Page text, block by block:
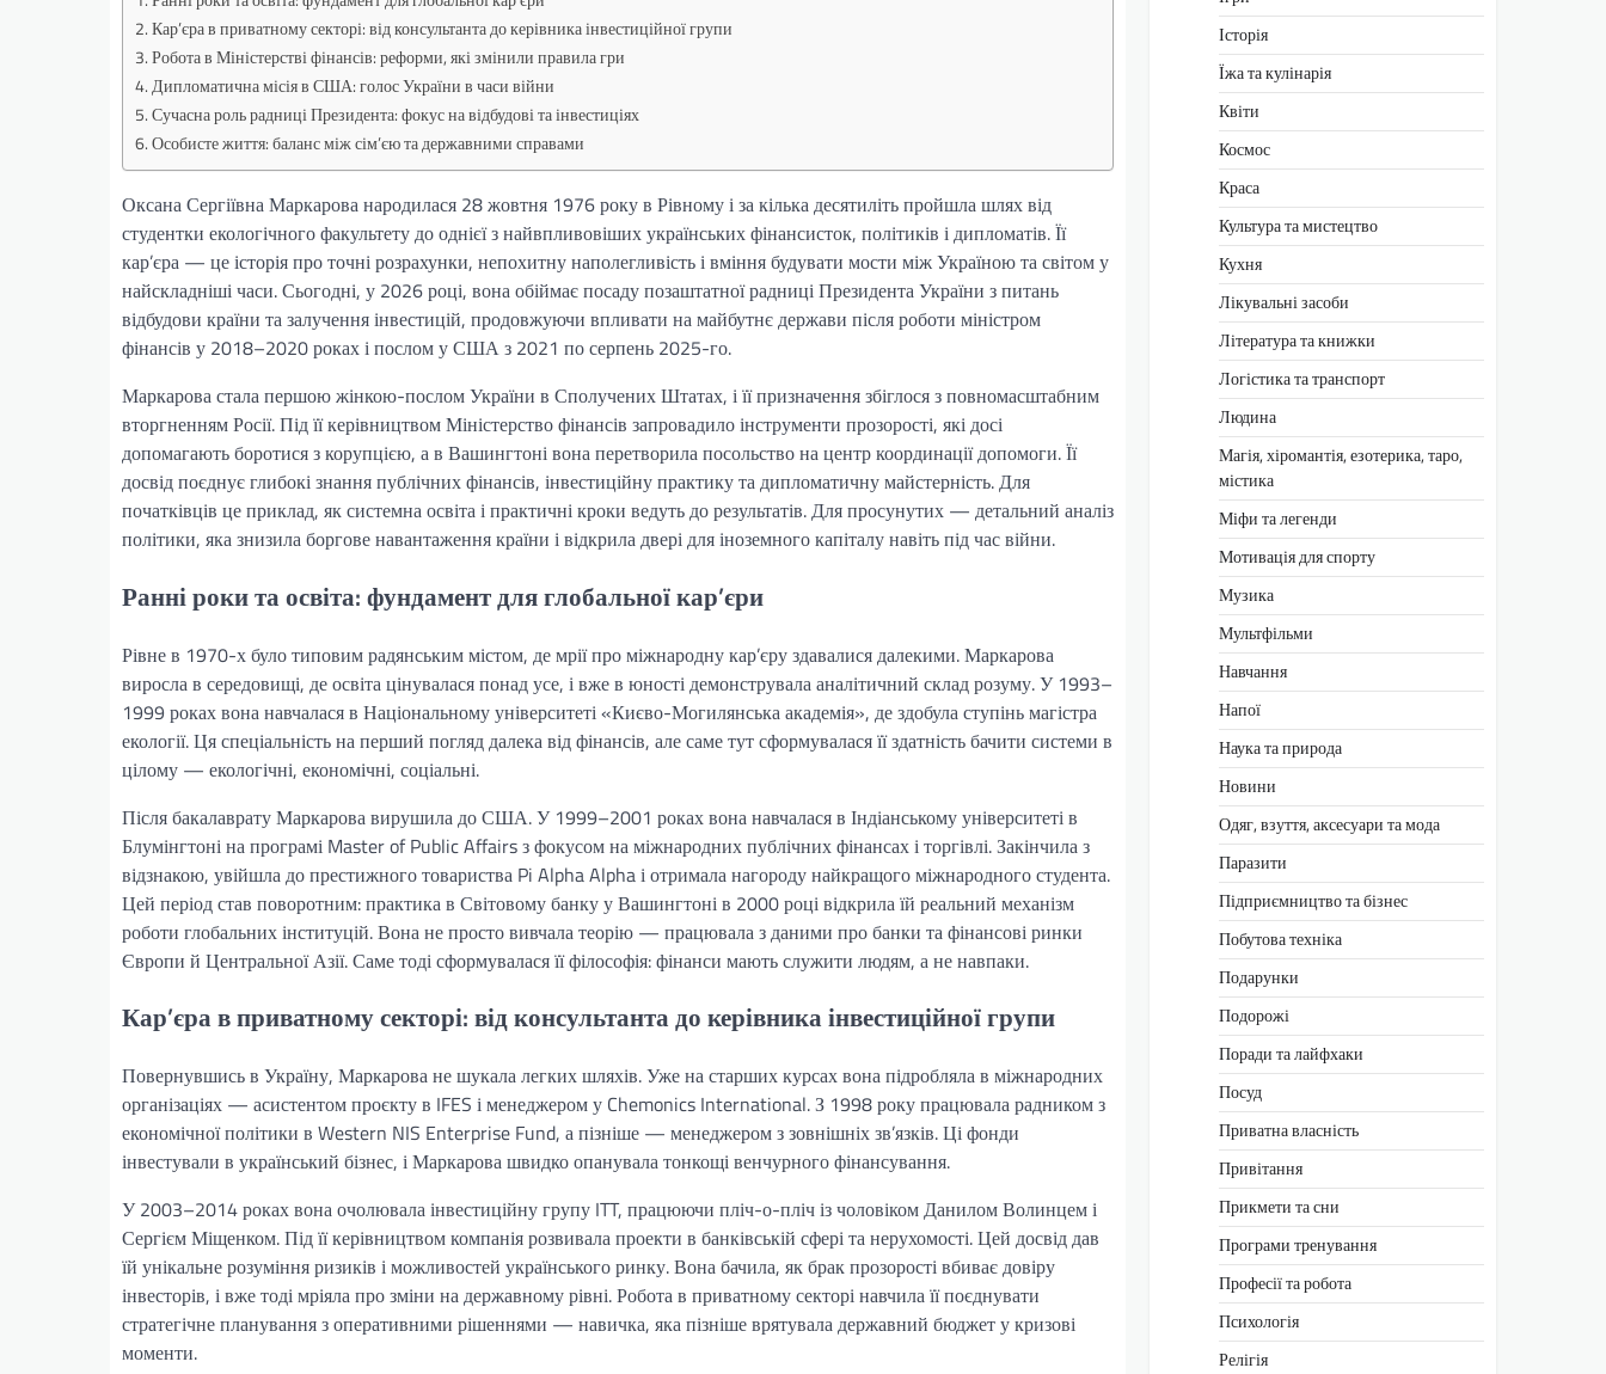
Кар’єра в приватному секторі: від консультанта до керівника інвестиційної групи
Робота в Міністерстві фінансів: реформи, які змінили правила гри
Дипломатична місія в США: голос України в часи війни
Сучасна роль радниці Президента: фокус на відбудові та інвестиціях
Особисте життя: баланс між сім’єю та державними справами
Оксана Сергіївна Маркарова народилася 28 жовтня 1976 року в Рівному і за кілька десятиліть пройшла шлях від
студентки екологічного факультету до однієї з найвпливовіших українських фінансисток, політиків і дипломатів. Її
кар’єра — це історія про точні розрахунки, непохитну наполегливість і вміння будувати мости між Україною та світом у
найскладніші часи. Сьогодні, у 2026 році, вона обіймає посаду позаштатної радниці Президента України з питань
відбудови країни та залучення інвестицій, продовжуючи впливати на майбутнє держави після роботи міністром
фінансів у 2018–2020 роках і послом у США з 2021 по серпень 2025-го.
Маркарова стала першою жінкою-послом України в Сполучених Штатах, і її призначення збіглося з повномасштабним
вторгненням Росії. Під її керівництвом Міністерство фінансів запровадило інструменти прозорості, які досі
допомагають боротися з корупцією, а в Вашингтоні вона перетворила посольство на центр координації допомоги. Її
досвід поєднує глибокі знання публічних фінансів, інвестиційну практику та дипломатичну майстерність. Для
початківців це приклад, як системна освіта і практичні кроки ведуть до результатів. Для просунутих — детальний аналіз
політики, яка знизила боргове навантаження країни і відкрила двері для іноземного капіталу навіть під час війни.
Ранні роки та освіта: фундамент для глобальної кар’єри
Рівне в 1970-х було типовим радянським містом, де мрії про міжнародну кар’єру здавалися далекими. Маркарова
виросла в середовищі, де освіта цінувалася понад усе, і вже в юності демонструвала аналітичний склад розуму. У 1993–
1999 роках вона навчалася в Національному університеті «Києво-Могилянська академія», де здобула ступінь магістра
екології. Ця спеціальність на перший погляд далека від фінансів, але саме тут сформувалася її здатність бачити системи в
цілому — екологічні, економічні, соціальні.
Після бакалаврату Маркарова вирушила до США. У 1999–2001 роках вона навчалася в Індіанському університеті в
Блумінгтоні на програмі Master of Public Affairs з фокусом на міжнародних публічних фінансах і торгівлі. Закінчила з
відзнакою, увійшла до престижного товариства Pi Alpha Alpha і отримала нагороду найкращого міжнародного студента.
Цей період став поворотним: практика в Світовому банку у Вашингтоні в 2000 році відкрила їй реальний механізм
роботи глобальних інституцій. Вона не просто вивчала теорію — працювала з даними про банки та фінансові ринки
Європи й Центральної Азії. Саме тоді сформувалася її філософія: фінанси мають служити людям, а не навпаки.
Кар’єра в приватному секторі: від консультанта до керівника інвестиційної групи
Повернувшись в Україну, Маркарова не шукала легких шляхів. Уже на старших курсах вона підробляла в міжнародних
організаціях — асистентом проєкту в IFES і менеджером у Chemonics International. З 1998 року працювала радником з
економічної політики в Western NIS Enterprise Fund, а пізніше — менеджером з зовнішніх зв’язків. Ці фонди
інвестували в український бізнес, і Маркарова швидко опанувала тонкощі венчурного фінансування.
У 2003–2014 роках вона очолювала інвестиційну групу ITT, працюючи пліч-о-пліч із чоловіком Данилом Волинцем і
Сергієм Міщенком. Під її керівництвом компанія розвивала проекти в банківській сфері та нерухомості. Цей досвід дав
їй унікальне розуміння ризиків і можливостей українського ринку. Вона бачила, як брак прозорості вбиває довіру
інвесторів, і вже тоді мріяла про зміни на державному рівні. Робота в приватному секторі навчила її поєднувати
стратегічне планування з оперативними рішеннями — навичка, яка пізніше врятувала державний бюджет у кризові
моменти.
Історія
Їжа та кулінарія
Квіти
Космос
Краса
Культура та мистецтво
Кухня
Лікувальні засоби
Література та книжки
Логістика та транспорт
Людина
Магія, хіромантія, езотерика, таро,
містика
Міфи та легенди
Мотивація для спорту
Музика
Мультфільми
Навчання
Напої
Наука та природа
Новини
Одяг, взуття, аксесуари та мода
Паразити
Підприємництво та бізнес
Побутова техніка
Подарунки
Подорожі
Поради та лайфхаки
Посуд
Приватна власність
Привітання
Прикмети та сни
Програми тренування
Професії та робота
Психологія
Релігія